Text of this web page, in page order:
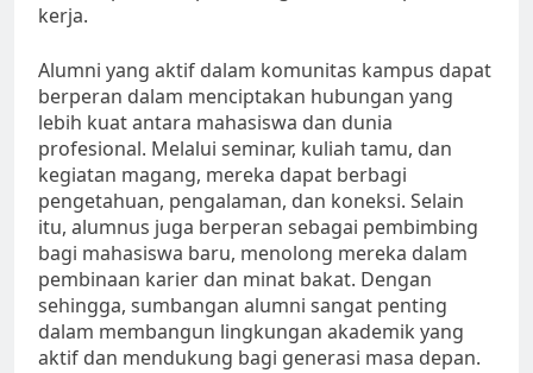
kerja.
Alumni yang aktif dalam komunitas kampus dapat
berperan dalam menciptakan hubungan yang
lebih kuat antara mahasiswa dan dunia
profesional. Melalui seminar, kuliah tamu, dan
kegiatan magang, mereka dapat berbagi
pengetahuan, pengalaman, dan koneksi. Selain
itu, alumnus juga berperan sebagai pembimbing
bagi mahasiswa baru, menolong mereka dalam
pembinaan karier dan minat bakat. Dengan
sehingga, sumbangan alumni sangat penting
dalam membangun lingkungan akademik yang
aktif dan mendukung bagi generasi masa depan.